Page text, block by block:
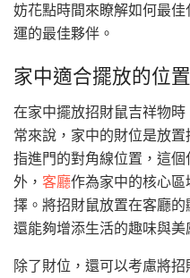
妨花點時間來瞭解如何最
運的最佳夥伴。
家中適合擺放的位置
在家中擺放招財鼠吉祥物
常來說，家中的財位是放
指進門的對角線位置，這
外， 客廳作為家中的核心
擇。將招財鼠放置在客廳的
還能夠增添生活的趣味與美
除了財位，還可以考慮將